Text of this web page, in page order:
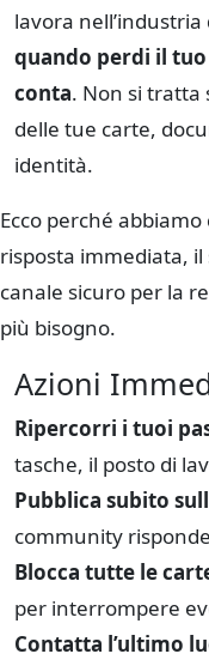
lavora
quando perdi il
conta. Non si tratta
delle tue carte,
identità.
Ecco perché
risposta immediata,
canale sicuro per la
più bisogno.
Azioni
Ripercorri i tuoi
tasche, il posto di
Pubblica subito
community
Blocca tutte le
per interrompere
Contatta l’ultimo